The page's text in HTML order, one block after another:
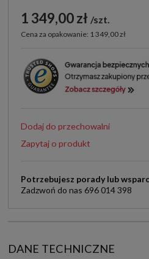
1 349,00 zł szt.
Cena za opakowanie: 1 349,00 zł
Dodaj do przechowalni
Zapytaj o produkt
Potrzebujesz porady lub
Zadzwoń do nas 696 014 398
DANE TECHNICZNE